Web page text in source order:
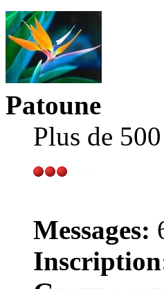
Patoune
Plus de
Messages: